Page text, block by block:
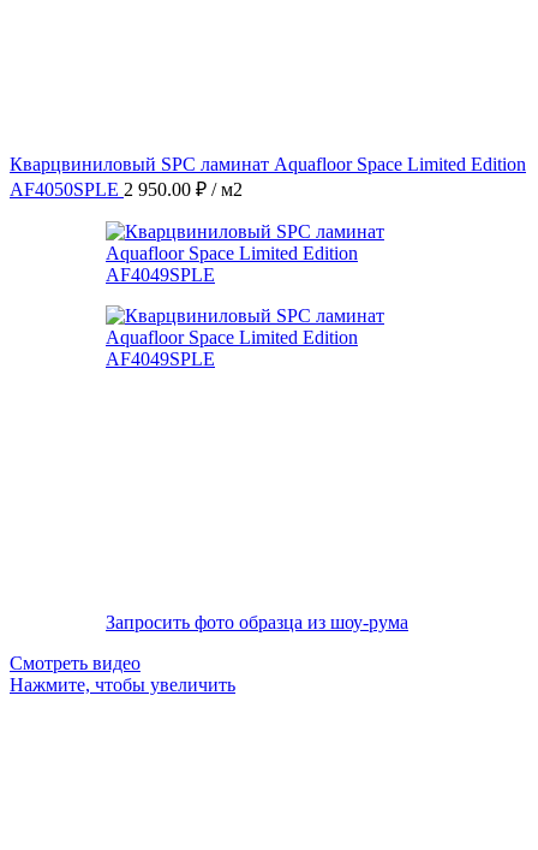
Кварцвиниловый SPC ламинат Aquafloor Space Limited Edition
AF4050SPLE 2 950.00 ₽ / м2
Запросить фото образца из шоу-рума
Смотреть видео
Нажмите, чтобы увеличить